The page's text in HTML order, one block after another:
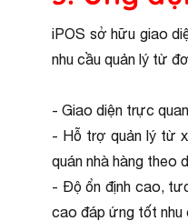
iPOS sở hữu giao
nhu cầu quản lý từ
- Giao diện trực
- Hỗ trợ quản lý từ
quán nhà hàng theo
- Độ ổn định cao,
cao đáp ứng tốt nhu